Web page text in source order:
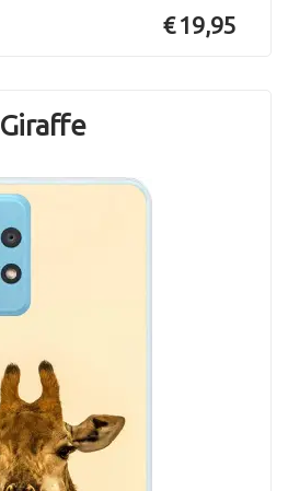
€ 19,95
Giraffe